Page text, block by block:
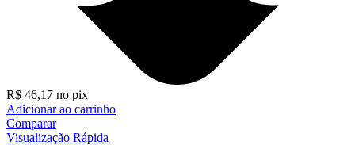
R$ 46,17 no pix
Adicionar ao carrinho
Comparar
Visualização Rápida